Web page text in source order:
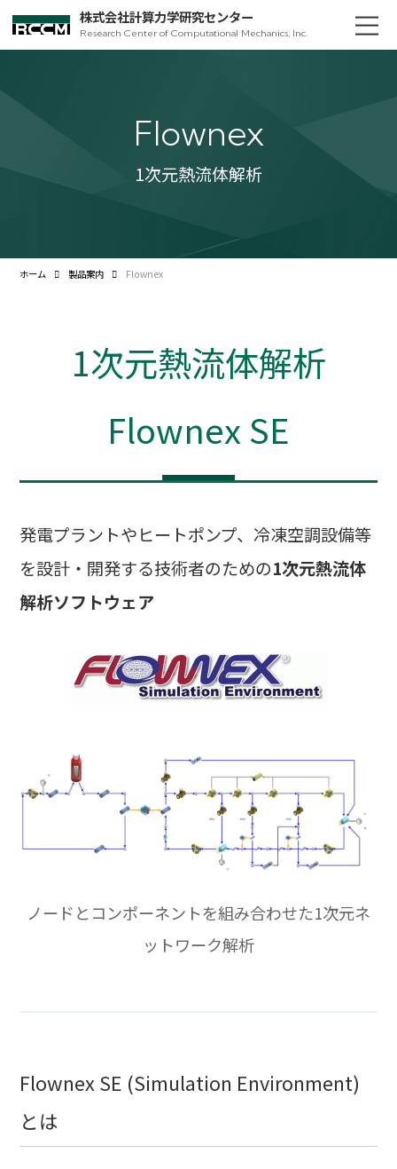
株式会社計算力学研究センター
Research Center of Computational Mechanics, Inc.
Flownex
1次元熱流体解析
ホーム 製品案内 Flownex
1次元熱流体解析
Flownex SE
発電プラントやヒートポンプ、冷凍空調設備等
を設計・開発する技術者のための1次元熱流体
解析ソフトウェア
ノードとコンポーネントを組み合わせた1次元ネ
ットワーク解析
Flownex SE (Simulation Environment)
とは